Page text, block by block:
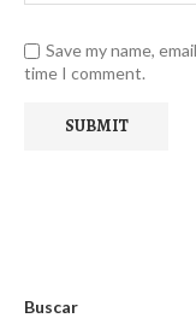
Save my name,
time I comment.
Buscar